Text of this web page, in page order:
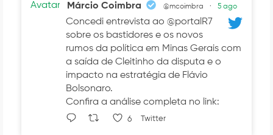
Avatar Márcio Coimbra @mcoimbra · 5 ago
Concedi entrevista ao @portalR7
sobre os bastidores e os novos
rumos da política em Minas Gerais com
a saída de Cleitinho da disputa e o
impacto na estratégia de Flávio
Bolsonaro.
Confira a análise completa no link:
6 Twitter